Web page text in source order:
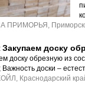
ПРИМОРЬЯ,
: Закупаем доску
доску обрезную из
Важность доски –
Краснодарский